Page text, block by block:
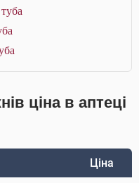
ціна в аптеці
Ціна